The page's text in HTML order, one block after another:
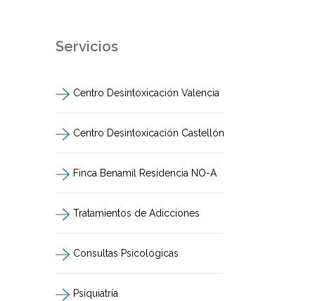
Servicios
Centro Desintoxicación Valencia
Centro Desintoxicación Castellón
Finca Benamil Residencia NO-A
Tratamientos de Adicciones
Consultas Psicológicas
Psiquiatría